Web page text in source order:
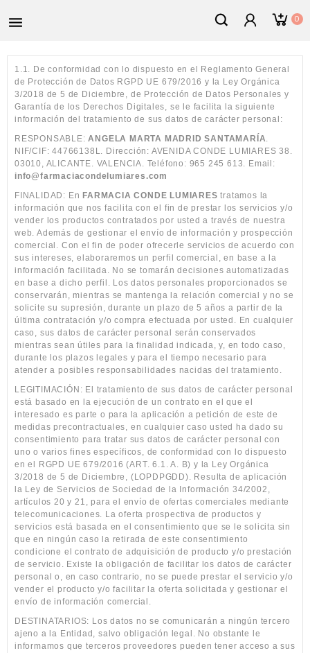
 0
1.1. De conformidad con lo dispuesto en el Reglamento General
de Protección de Datos RGPD UE 679/2016 y la Ley Orgánica
3/2018 de 5 de Diciembre, de Protección de Datos Personales y
Garantía de los Derechos Digitales, se le facilita la siguiente
información del tratamiento de sus datos de carácter personal:
RESPONSABLE:ANGELA MARTA MADRID SANTAMARÍA.
NIF/CIF: 44766138L. Dirección: AVENIDA CONDE LUMIARES 38.
03010, ALICANTE. VALENCIA. Teléfono: 965 245 613. Email:
info@farmaciacondelumiares.com
FINALIDAD: En FARMACIA CONDE LUMIARES tratamos la
información que nos facilita con el fin de prestar los servicios y/o
vender los productos contratados por usted a través de nuestra
web. Además de gestionar el envío de información y prospección
comercial. Con el fin de poder ofrecerle servicios de acuerdo con
sus intereses, elaboraremos un perfil comercial, en base a la
información facilitada. No se tomarán decisiones automatizadas
en base a dicho perfil. Los datos personales proporcionados se
conservarán, mientras se mantenga la relación comercial y no se
solicite su supresión, durante un plazo de 5 años a partir de la
última contratación y/o compra efectuada por usted. En cualquier
caso, sus datos de carácter personal serán conservados
mientras sean útiles para la finalidad indicada, y, en todo caso,
durante los plazos legales y para el tiempo necesario para
atender a posibles responsabilidades nacidas del tratamiento.
LEGITIMACIÓN: El tratamiento de sus datos de carácter personal
está basado en la ejecución de un contrato en el que el
interesado es parte o para la aplicación a petición de este de
medidas precontractuales, en cualquier caso usted ha dado su
consentimiento para tratar sus datos de carácter personal con
uno o varios fines específicos, de conformidad con lo dispuesto
en el RGPD UE 679/2016 (ART. 6.1. A. B) y la Ley Orgánica
3/2018 de 5 de Diciembre, (LOPDPGDD). Resulta de aplicación
la Ley de Servicios de Sociedad de la Información 34/2002,
artículos 20 y 21, para el envío de ofertas comerciales mediante
telecomunicaciones. La oferta prospectiva de productos y
servicios está basada en el consentimiento que se le solicita sin
que en ningún caso la retirada de este consentimiento
condicione el contrato de adquisición de producto y/o prestación
de servicio. Existe la obligación de facilitar los datos de carácter
personal o, en caso contrario, no se puede prestar el servicio y/o
vender el producto y/o facilitar la oferta solicitada y gestionar el
envío de información comercial.
DESTINATARIOS: Los datos no se comunicarán a ningún tercero
ajeno a la Entidad, salvo obligación legal. No obstante le
informamos que terceros proveedores pueden tener acceso a sus